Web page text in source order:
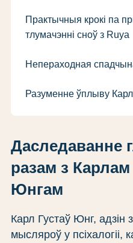
Даследаванне
разам з Карлам
Юнгам
Карл Густаў Юнг,
мысляроў у
Практычныя крокі па
тлумачэнні сноў з Ruya
Непераходная
Разуменне ўплыву